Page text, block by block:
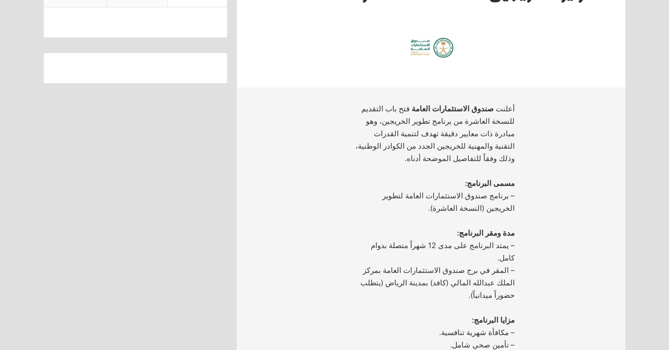
أعلنت صندوق الاستثمارات العامة فتح باب التقديم
للنسخة العاشرة من برنامج تطوير الخريجين، وهو
مبادرة ذات معايير دقيقة تهدف لتنمية القدرات
التقنية والمهنية للخريجين الجدد من الكوادر الوطنية،
وذلك وفقاً للتفاصيل الموضحة أدناه.
مسمى البرنامج:
– برنامج صندوق الاستثمارات العامة لتطوير
الخريجين (النسخة العاشرة).
مدة ومقر البرنامج:
– يمتد البرنامج على مدى 12 شهراً متصلة بدوام
كامل.
– المقر في برج صندوق الاستثمارات العامة بمركز
الملك عبدالله المالي (كافد) بمدينة الرياض (يتطلب
حضوراً ميدانياً).
مزايا البرنامج:
– مكافأة شهرية تنافسية.
– تأمين صحي شامل.